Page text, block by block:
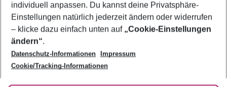
Footer navigation
Über uns
AGB
Bestpreisgarantie
Cookie-Einstellungen ändern
Cookie-Richtlinie
Agenturbetreuung
Barrierefreies Reisen
Folge uns
individuell anpassen. Du kannst deine Privatsphäre-
Einstellungen natürlich jederzeit ändern oder widerrufen
– klicke dazu einfach unten auf „Cookie-Einstellungen
ändern“.
Datenschutz-Informationen
Impressum
Cookie/Tracking-Informationen